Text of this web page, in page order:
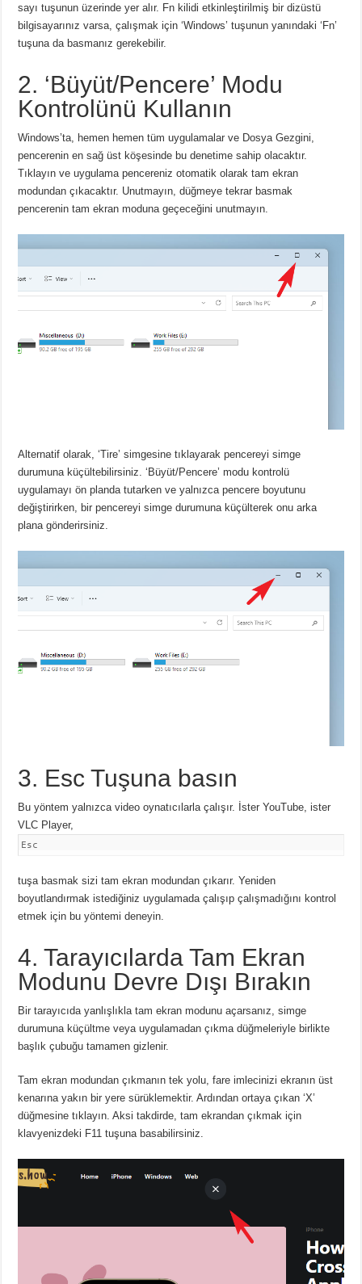
sayı tuşunun üzerinde yer alır. Fn kilidi etkinleştirilmiş bir dizüstü
bilgisayarınız varsa, çalışmak için ‘Windows’ tuşunun yanındaki ‘Fn’
tuşuna da basmanız gerekebilir.
2. ‘Büyüt/Pencere’ Modu
Kontrolünü Kullanın
Windows’ta, hemen hemen tüm uygulamalar ve Dosya Gezgini,
pencerenin en sağ üst köşesinde bu denetime sahip olacaktır.
Tıklayın ve uygulama pencereniz otomatik olarak tam ekran
modundan çıkacaktır. Unutmayın, düğmeye tekrar basmak
pencerenin tam ekran moduna geçeceğini unutmayın.
Alternatif olarak, ‘Tire’ simgesine tıklayarak pencereyi simge
durumuna küçültebilirsiniz.‘Büyüt/Pencere’ modu kontrolü
uygulamayı ön planda tutarken ve yalnızca pencere boyutunu
değiştirirken, bir pencereyi simge durumuna küçülterek onu arka
plana gönderirsiniz.
3. Esc Tuşuna basın
Bu yöntem yalnızca video oynatıcılarla çalışır. İster YouTube, ister
VLC Player,
Esc
tuşa basmak sizi tam ekran modundan çıkarır.Yeniden
boyutlandırmak istediğiniz uygulamada çalışıp çalışmadığını kontrol
etmek için bu yöntemi deneyin.
4. Tarayıcılarda Tam Ekran
Modunu Devre Dışı Bırakın
Bir tarayıcıda yanlışlıkla tam ekran modunu açarsanız, simge
durumuna küçültme veya uygulamadan çıkma düğmeleriyle birlikte
başlık çubuğu tamamen gizlenir.
Tam ekran modundan çıkmanın tek yolu, fare imlecinizi ekranın üst
kenarına yakın bir yere sürüklemektir.Ardından ortaya çıkan ‘X’
düğmesine tıklayın.Aksi takdirde, tam ekrandan çıkmak için
klavyenizdeki F11 tuşuna basabilirsiniz.